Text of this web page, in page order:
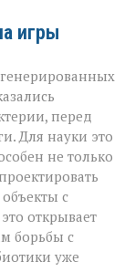
игры
перед
Для науки это
не только
с
открывает
борьбы с
уже